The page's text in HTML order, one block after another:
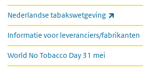
Nederlandse tabakswetgeving
Informatie voor leveranciers/fabrikanten
World No Tobacco Day 31 mei